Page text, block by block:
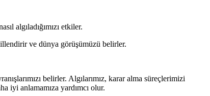
algıladığımızı etkiler.
ve dünya görüşümüzü belirler.
belirler. Algılarımız, karar alma süreçlerimizi
iyi anlamamıza yardımcı olur.